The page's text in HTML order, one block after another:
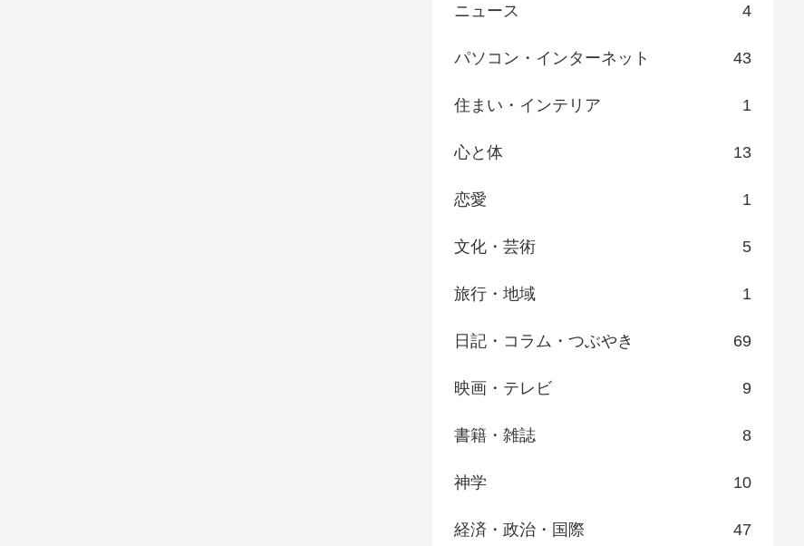
ニュース 4
パソコン・インターネット 43
住まい・インテリア 1
心と体 13
恋愛 1
文化・芸術 5
旅行・地域 1
日記・コラム・つぶやき 69
映画・テレビ 9
書籍・雑誌 8
神学 10
経済・政治・国際 47